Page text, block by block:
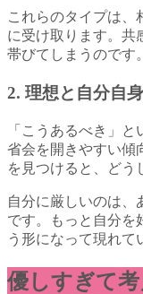
これらのタイプは、
に受け取ります。共
帯びてしまうのです。
2. 理想と自分自
「こうあるべき」
省会を開きやすい傾
を見つけると、どう
自分に厳しいのは、
です。もっと自分を
う形になって現れて
優しすぎて